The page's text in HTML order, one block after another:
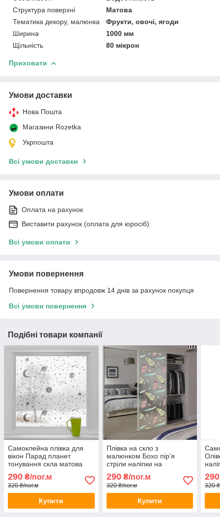
Структура поверхні
Матова
Тематика декору, малюнка
Фрукти, овочі, ягоди
Ширина
1000 мм
Щільність
80 мікрон
Приховати
Умови доставки
Нова Пошта
Магазини Rozetka
Укрпошта
Всі умови доставки
Умови оплати
Оплата на рахунок
Виставити рахунок (оплата для юросіб)
Всі умови оплати
Умови повернення
Повернення товару впродовж 14 днів за рахунок покупця
Всі умови повернення
Подібні товари компанії
Самоклейна плівка для
вікон Парад планет
тонування скла матова
зірки місяць космос 1
пог.м 1000х1000 мм
290 ₴/пог.м
320 ₴/пог.м
Купити
Плівка на скло з
малюнком Бохо пір’я
стріли наліпки на
дзеркало вікно матова 1
пог.м 1000х1000 мм
290₴/пог.м
320 ₴/пог.м
Купити
290
320